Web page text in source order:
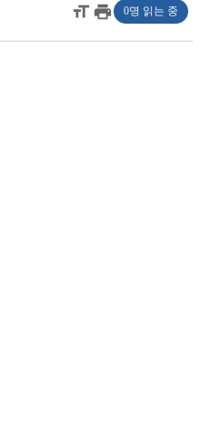
format_sizeprint 0명 읽는 중